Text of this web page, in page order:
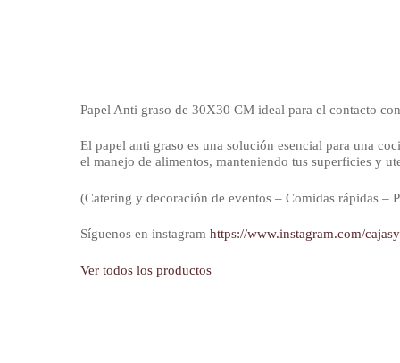
Papel Anti graso de 30X30 CM ideal para el contacto
El papel anti graso es una solución esencial para una
el manejo de alimentos, manteniendo tus superficies y
(Catering y decoración de eventos – Comidas rápidas –
Síguenos en instagram https://www.instagram.com/
Ver todos los productos